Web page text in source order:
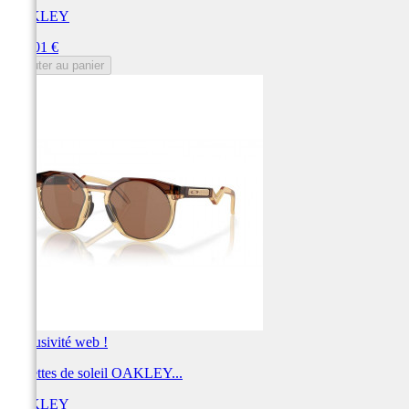
OAKLEY
194,01 €
Ajouter au panier
Exclusivité web !
Lunettes de soleil OAKLEY...
OAKLEY